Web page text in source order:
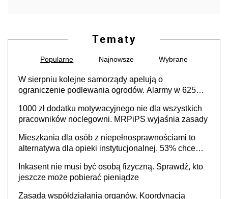
Tematy
Popularne Najnowsze Wybrane
W sierpniu kolejne samorządy apelują o
ograniczenie podlewania ogrodów. Alarmy w 625
cały kraj
1000 zł dodatku motywacyjnego nie dla wszystkich
pracowników noclegowni. MRPiPS wyjaśnia zasady
Mieszkania dla osób z niepełnosprawnościami to
alternatywa dla opieki instytucjonalnej. 53% chce
Inkasent nie musi być osobą fizyczną. Sprawdź, kto
jeszcze może pobierać pieniądze
Zasada współdziałania organów. Koordynacja